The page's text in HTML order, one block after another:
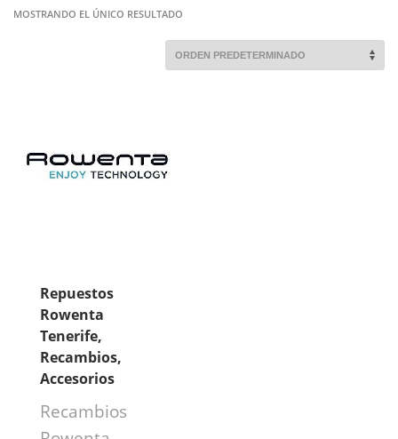
MOSTRANDO EL ÚNICO RESULTADO
Repuestos
Rowenta
Tenerife,
Recambios,
Accesorios
Recambios